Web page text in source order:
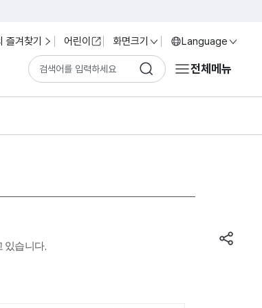
즐겨찾기 어린이 화면크기 Language
전체메뉴
있습니다.